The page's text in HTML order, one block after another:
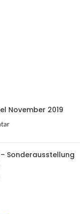
November 2019
Sonderausstellung